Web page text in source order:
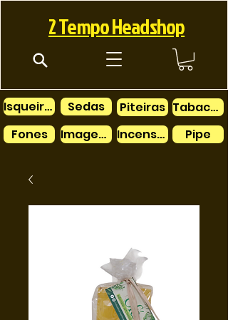
2 Tempo Headshop
Isqueiros
Fones
Sedas
Imagens
Piteiras
Tabacos
Incensos
Pipe